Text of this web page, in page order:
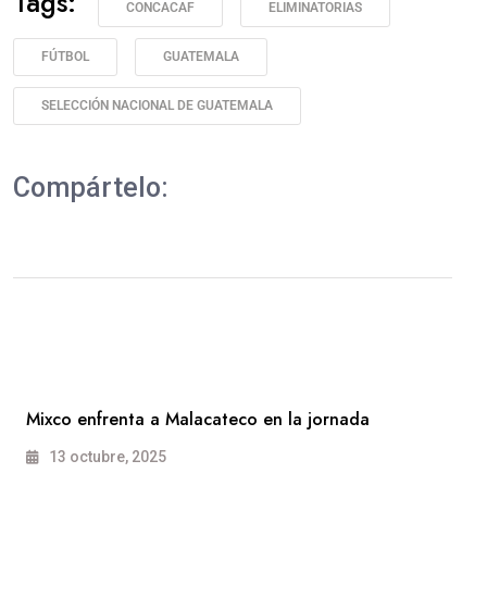
CONCACAF ELIMINATORIAS
FÚTBOL GUATEMALA
SELECCIÓN NACIONAL DE GUATEMALA
Compártelo:
Mixco enfrenta a Malacateco en la jornada
13 octubre, 2025